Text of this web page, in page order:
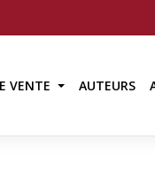
VENTE AUTEURS